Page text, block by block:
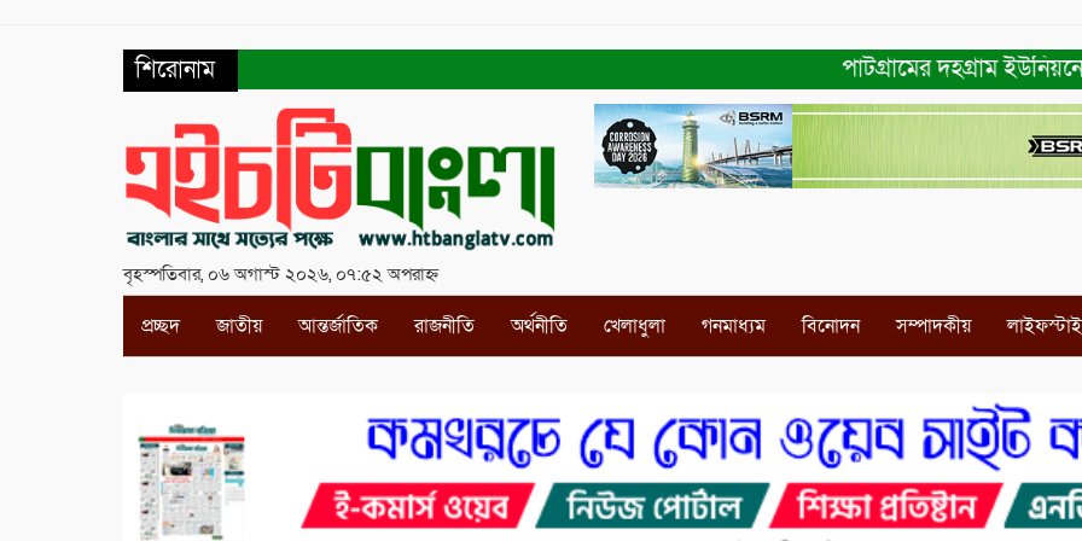
শিরোনাম পাটগ্রামের দহগ্রাম ইউনিয়নের
বৃহস্পতিবার, ০৬ অগাস্ট ২০২৬, ০৭:৫২ অপরাহ্ন
প্রচ্ছদ জাতীয় আন্তর্জাতিক রাজনীতি অর্থনীতি খেলাধুলা গনমাধ্যম বিনোদন সম্পাদকীয়